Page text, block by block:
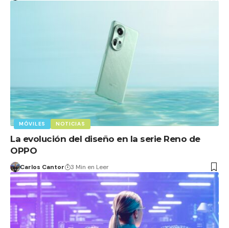
MÓVILES NOTICIAS
La evolución del diseño en la serie Reno de
OPPO
Carlos Cantor 3 Min en Leer